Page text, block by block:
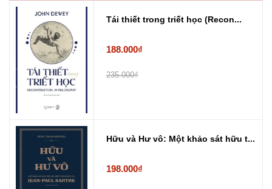
Tái thiết trong triết học (Recon...
188.000₫
235.000₫
Hữu và Hư vô: Một khảo sát hữu t...
198.000₫